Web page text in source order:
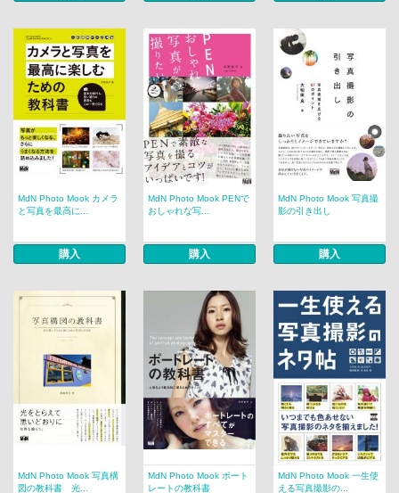
MdN Photo Mook カメラ
と写真を最高に...
購入
MdN Photo Mook PENで
おしゃれな写...
購入
MdN Photo Mook 写真撮
影の引き出し
購入
MdN Photo Mook 写真構
図の教科書 光...
MdN Photo Mook ポート
レートの教科書
MdN Photo Mook 一生使
える写真撮影の...